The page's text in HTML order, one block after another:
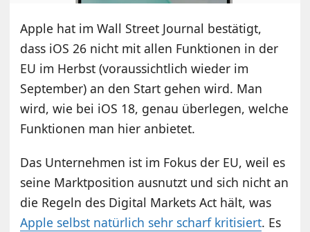
Apple hat im Wall Street Journal bestätigt,
dass iOS 26 nicht mit allen Funktionen in der
EU im Herbst (voraussichtlich wieder im
September) an den Start gehen wird. Man
wird, wie bei iOS 18, genau überlegen, welche
Funktionen man hier anbietet.
Das Unternehmen ist im Fokus der EU, weil es
seine Marktposition ausnutzt und sich nicht an
die Regeln des Digital Markets Act hält, was
Apple selbst natürlich sehr scharf kritisiert. Es